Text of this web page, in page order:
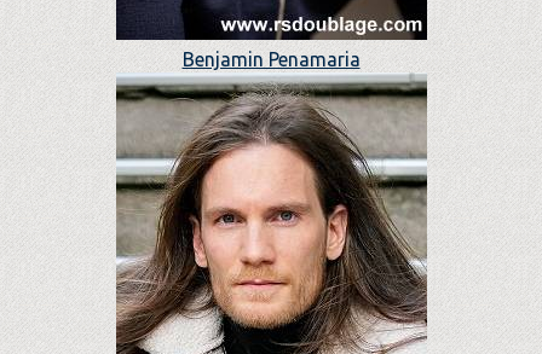
Benjamin Penamaria